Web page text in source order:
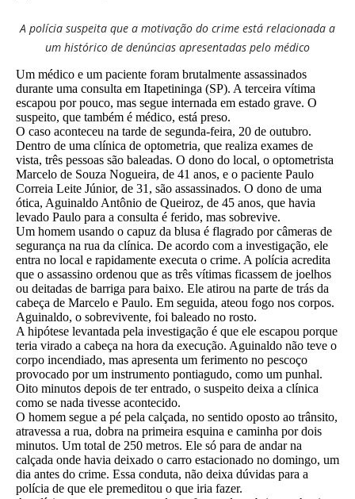
A polícia suspeita que a motivação do crime está relacionada a
um histórico de denúncias apresentadas pelo médico
Um médico e um paciente foram brutalmente assassinados
durante uma consulta em Itapetininga (SP). A terceira vítima
escapou por pouco, mas segue internada em estado grave. O
suspeito, que também é médico, está preso.
O caso aconteceu na tarde de segunda-feira, 20 de outubro.
Dentro de uma clínica de optometria, que realiza exames de
vista, três pessoas são baleadas. O dono do local, o optometrista
Marcelo de Souza Nogueira, de 41 anos, e o paciente Paulo
Correia Leite Júnior, de 31, são assassinados. O dono de uma
ótica, Aguinaldo Antônio de Queiroz, de 45 anos, que havia
levado Paulo para a consulta é ferido, mas sobrevive.
Um homem usando o capuz da blusa é flagrado por câmeras de
segurança na rua da clínica. De acordo com a investigação, ele
entra no local e rapidamente executa o crime. A polícia acredita
que o assassino ordenou que as três vítimas ficassem de joelhos
ou deitadas de barriga para baixo. Ele atirou na parte de trás da
cabeça de Marcelo e Paulo. Em seguida, ateou fogo nos corpos.
Aguinaldo, o sobrevivente, foi baleado no rosto.
A hipótese levantada pela investigação é que ele escapou porque
teria virado a cabeça na hora da execução. Aguinaldo não teve o
corpo incendiado, mas apresenta um ferimento no pescoço
provocado por um instrumento pontiagudo, como um punhal.
Oito minutos depois de ter entrado, o suspeito deixa a clínica
como se nada tivesse acontecido.
O homem segue a pé pela calçada, no sentido oposto ao trânsito,
atravessa a rua, dobra na primeira esquina e caminha por dois
minutos. Um total de 250 metros. Ele só para de andar na
calçada onde havia deixado o carro estacionado no domingo, um
dia antes do crime. Essa conduta, não deixa dúvidas para a
polícia de que ele premeditou o que iria fazer.